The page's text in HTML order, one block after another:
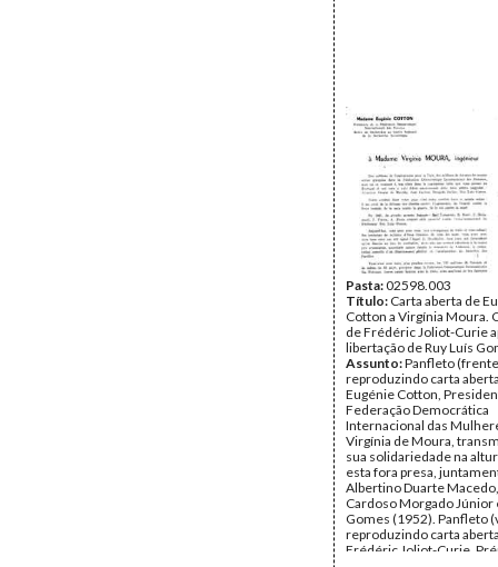
Pasta:02598.003
Título: Carta aberta de
Cotton a Virgínia Moura.
de Frédéric Joliot-Curie
libertação de Ruy Luís
Assunto:Panfleto
reproduzindo carta
Eugénie Cotton,
Federação Democrática
Internacional das
Virgínia de Moura,
sua solidariedade na
esta fora presa,
Albertino Duarte
Cardoso Morgado Júnior
Gomes (1952). Panfleto
reproduzindo carta
Frédéric Joliot-Curie,